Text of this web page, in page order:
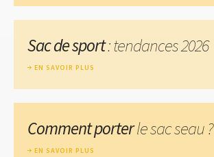
Sac de sport: tendances 2026
EN SAVOIR PLUS
Comment porterle sac seau ?
EN SAVOIR PLUS